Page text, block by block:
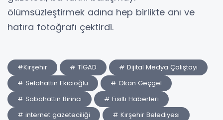
ölümsüzleştirmek adına hep birlikte anı ve
hatıra fotoğrafı çektirdi.
#Kırşehir # TİGAD
# Dijital Medya Çalıştayı
# Selahattin Ekicioğlu
# Okan Geçgel
# Sabahattin Birinci
# Fısıltı Haberleri
# internet gazeteciliği
# Kırşehir Belediyesi